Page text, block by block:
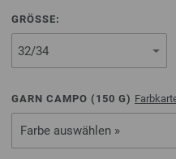
GRÖSSE:
GARN CAMPO ( 150 G)
Farbe auswählen »